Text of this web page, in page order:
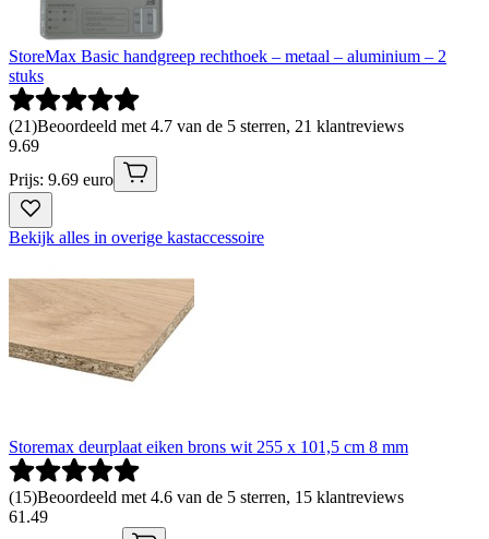
StoreMax Basic handgreep rechthoek – metaal – aluminium – 2
stuks
(21)Beoordeeld met 4.7 van de 5 sterren, 21 klantreviews
9.69
Prijs: 9.69 euro
Bekijk alles in overige kastaccessoire
Storemax deurplaat eiken brons wit 255 x 101,5 cm 8 mm
(15)Beoordeeld met 4.6 van de 5 sterren, 15 klantreviews
61 .49